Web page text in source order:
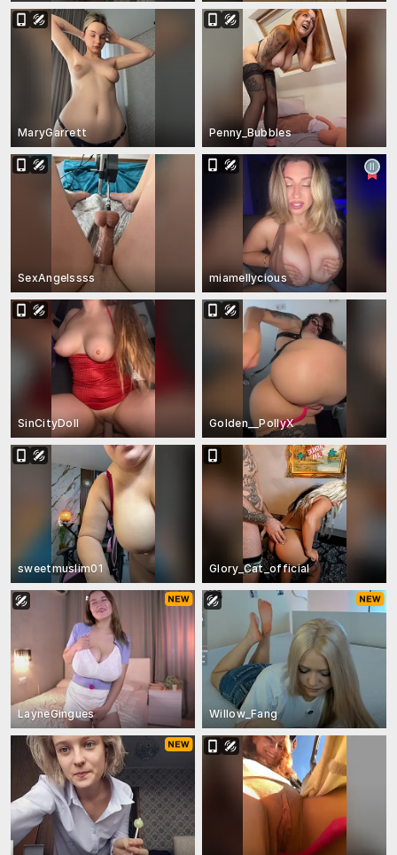
MaryGarrett Penny_Bubbles
SexAngelssss miamellycious
SinCityDoll Golden__PollyX
sweetmuslim01 Glory_Cat_official
LayneGingues Willow_Fang